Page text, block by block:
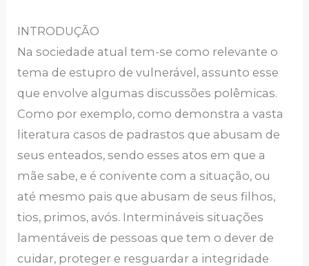
INTRODUÇÃO
Na sociedade atual tem-se como relevante o
tema de estupro de vulnerável, assunto esse
que envolve algumas discussões polêmicas.
Como por exemplo, como demonstra a vasta
literatura casos de padrastos que abusam de
seus enteados, sendo esses atos em que a
mãe sabe, e é conivente com a situação, ou
até mesmo pais que abusam de seus filhos,
tios, primos, avós. Intermináveis situações
lamentáveis de pessoas que tem o dever de
cuidar, proteger e resguardar a integridade